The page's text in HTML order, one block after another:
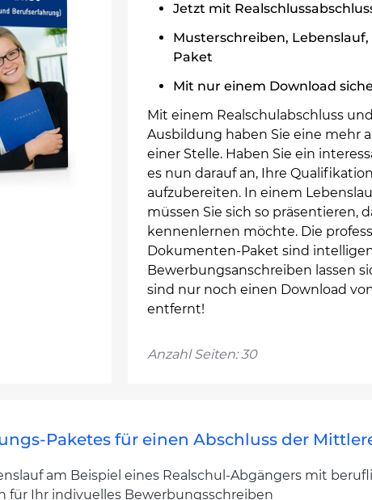
Jetzt mit
Musterschreiben,
Paket
Mit nur einem Download
Mit einem Realschulabschluss
Ausbildung haben Sie eine mehr
einer Stelle. Haben Sie ein
es nun darauf an, Ihre
aufzubereiten. In einem
müssen Sie sich so präsentieren,
kennenlernen möchte. Die
Dokumenten-Paket sind
Bewerbungsanschreiben lassen
sind nur noch einen Download
entfernt!
Anzahl Seiten: 30
Paketes für einen Abschluss der
am Beispiel eines Realschul-Abgängers mit
für Ihr indivuelles Bewerbungsschreiben